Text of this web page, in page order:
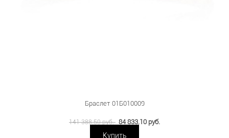
Браслет 01Б010009
141 388.50 руб. 84 833.10 руб.
Купить